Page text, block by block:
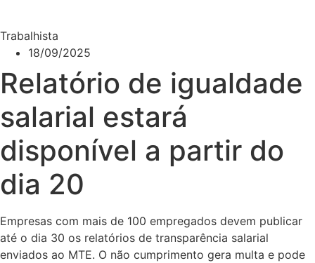
Trabalhista
18/09/2025
Relatório de igualdade
salarial estará
disponível a partir do
dia 20
Empresas com mais de 100 empregados devem publicar
até o dia 30 os relatórios de transparência salarial
enviados ao MTE. O não cumprimento gera multa e pode